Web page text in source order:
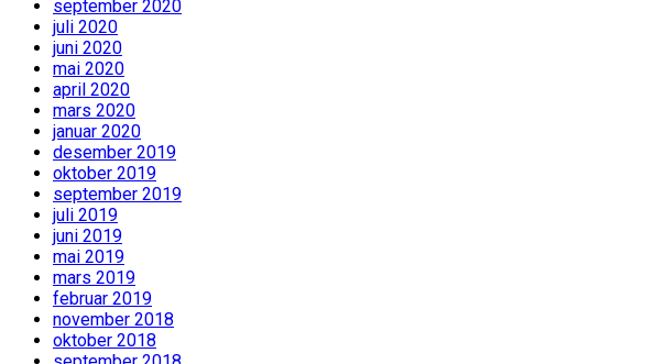
september 2020
juli 2020
juni 2020
mai 2020
april 2020
mars 2020
januar 2020
desember 2019
oktober 2019
september 2019
juli 2019
juni 2019
mai 2019
mars 2019
februar 2019
november 2018
oktober 2018